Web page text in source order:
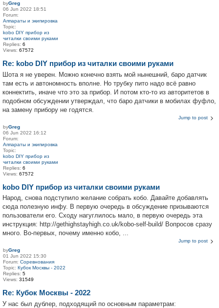
byGreg
06 Jun 2022 18:51
Forum:
Аппараты и экипировка
Topic:
kobo DIY прибор из
читалки своими руками
Replies: 6
Views: 67572
Re: kobo DIY прибор из читалки своими руками
Шота я не уверен. Можно конечно взять мой нынешний, баро датчик
там есть и автономность вполне. Но трубку пито надо всё равно
коннектить, иначе что это за прибор. И потом кто-то из авторитетов в
подобном обсуждении утверждал, что баро датчики в мобилах фуфло,
на замену прибору не годятся.
Jump to post
byGreg
06 Jun 2022 16:12
Forum:
Аппараты и экипировка
Topic:
kobo DIY прибор из
читалки своими руками
Replies: 6
Views: 67572
kobo DIY прибор из читалки своими руками
Народ, снова подступило желание собрать кобо. Давайте добавлять
сюда полезную инфу. В первую очередь в обсуждение призываются
пользователи его. Сходу нагуглилось мало, в первую очередь эта
инструкция: http://gethighstayhigh.co.uk/kobo-self-build/ Вопросов сразу
много. Во-первых, почему именно кобо, ...
Jump to post
byGreg
01 Jun 2022 15:30
Forum: Соревнования
Topic: Кубок Москвы - 2022
Replies: 5
Views: 31549
Re: Кубок Москвы - 2022
У нас был дублер, подходящий по основным параметрам: